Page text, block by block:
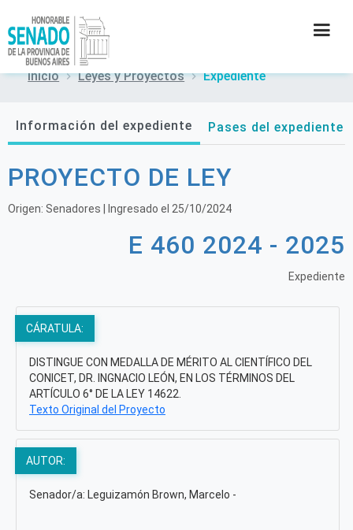
SECRETARÍAS
PRENSA
Inicio Leyes y Proyectos Expediente
Información del expediente Pases del expediente
PROYECTO DE LEY
Origen: Senadores | Ingresado el 25/10/2024
E 460 2024 - 2025
Expediente
CÁRATULA:
DISTINGUE CON MEDALLA DE MÉRITO AL CIENTÍFICO DEL
CONICET, DR. INGNACIO LEÓN, EN LOS TÉRMINOS DEL
ARTÍCULO 6° DE LA LEY 14622.
Texto Original del Proyecto
AUTOR:
Senador/a: Leguizamón Brown, Marcelo -